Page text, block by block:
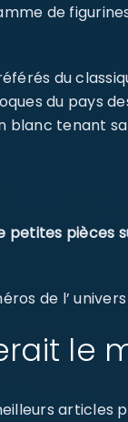
de
du
du pays
tenant
pièces
de l’ univers
le
articles